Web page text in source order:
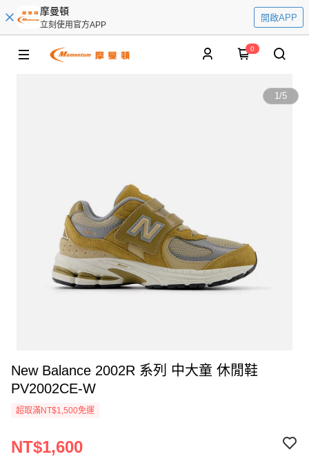
摩曼頓
立刻使用官方APP
開啟APP
0
1/5
New Balance 2002R 系列 中大童 休閒鞋
PV2002CE-W
超取滿NT$1,500免運
NT$1,600